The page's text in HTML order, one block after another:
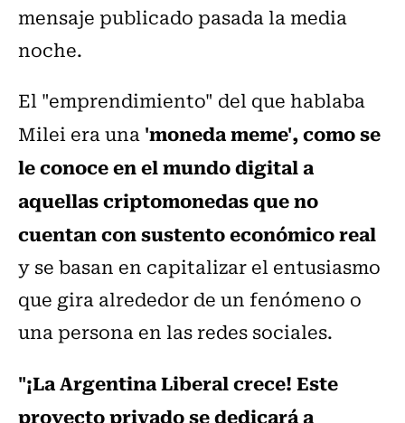
mensaje publicado pasada la media
noche.
El "emprendimiento" del que hablaba
Milei era una'moneda meme', como se
le conoce en el mundo digital a
aquellas criptomonedas que no
cuentan con sustento económico real
y se basan en capitalizar el entusiasmo
que gira alrededor de un fenómeno o
una persona en las redes sociales.
"¡La Argentina Liberal crece! Este
proyecto privado se dedicará a